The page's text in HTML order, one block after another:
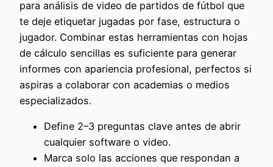
para análisis de video de partidos de fútbol que
te deje etiquetar jugadas por fase, estructura o
jugador. Combinar estas herramientas con hojas
de cálculo sencillas es suficiente para generar
informes con apariencia profesional, perfectos si
aspiras a colaborar con academias o medios
especializados.
Define 2–3 preguntas clave antes de abrir
cualquier software o video.
Marca solo las acciones que respondan a